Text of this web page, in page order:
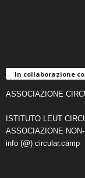
In collaborazione
ASSOCIAZIONE
ISTITUTO LEUT
ASSOCIAZIONE
info (@) circular.camp